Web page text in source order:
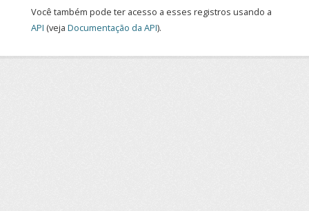
Você também pode ter acesso a esses registros usando a
API (veja Documentação da API).